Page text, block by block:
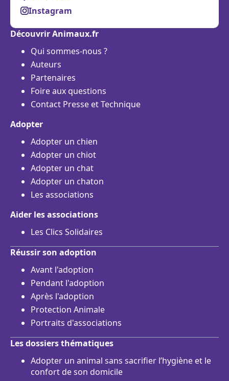
Instagram
Découvrir Animaux.fr
Qui sommes-nous ?
Auteurs
Partenaires
Foire aux questions
Contact Presse et Technique
Adopter
Adopter un chien
Adopter un chiot
Adopter un chat
Adopter un chaton
Les associations
Aider les associations
Les Clics Solidaires
Réussir son adoption
Avant l'adoption
Pendant l'adoption
Après l'adoption
Protection Animale
Portraits d'associations
Les dossiers thématiques
Adopter un animal sans sacrifier l’hygiène et le
confort de son domicile